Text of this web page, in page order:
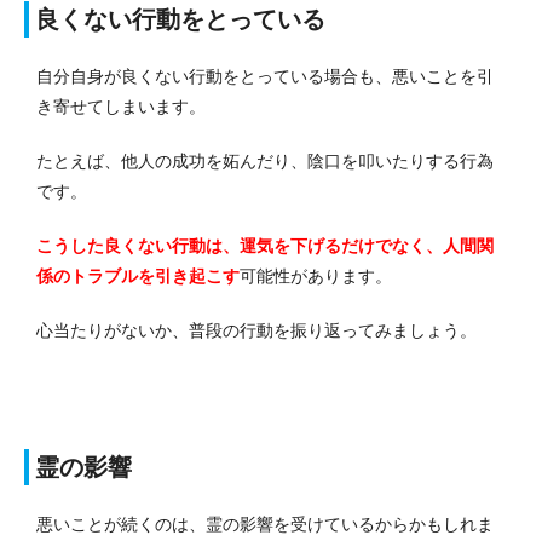
良くない行動をとっている
自分自身が良くない行動をとっている場合も、悪いことを引
き寄せてしまいます。
たとえば、他人の成功を妬んだり、陰口を叩いたりする行為
です。
こうした良くない行動は、運気を下げるだけでなく、人間関
係のトラブルを引き起こす可能性があります。
心当たりがないか、普段の行動を振り返ってみましょう。
霊の影響
悪いことが続くのは、霊の影響を受けているからかもしれま